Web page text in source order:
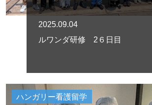
2025.09.04
ルワンダ研修 2６日目
ハンガリー看護留学